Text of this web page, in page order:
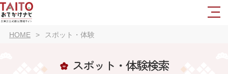
HOME スポット・体験
スポット・体験検索